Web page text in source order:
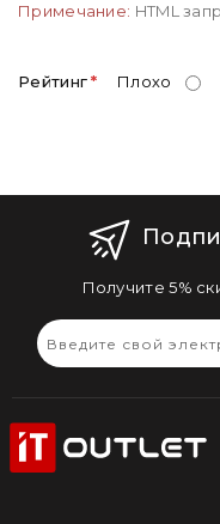
Примечание: HTML
Рейтинг Плохо
Получите 5%